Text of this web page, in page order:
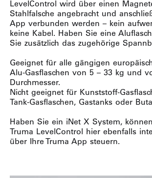
LevelControl wird über einen
Stahlfalsche angebracht und
App verbunden werden – kein
keine Kabel. Haben Sie eine
Sie zusätzlich das zugehörige
Geeignet für alle gängigen
Alu-Gasflaschen von 5 – 33 kg und
Durchmesser.
Nicht geeignet für Kunststoff-
Tank-Gasflaschen, Gastanks oder
Haben Sie ein iNet X System,
Truma LevelControl hier ebenfalls
über Ihre Truma App steuern.